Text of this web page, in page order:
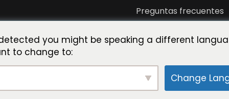
Preguntas frecuentes
con nosotros Conozca a Toner Master
you might be speaking a different
to change to:
Change